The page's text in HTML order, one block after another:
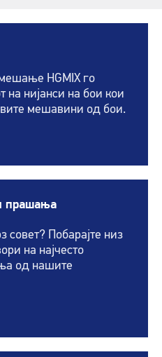
HGMIX го
на нијанси на бои кои
мешавини од бои.
прашања
совет? Побарајте низ
на најчесто
од нашите